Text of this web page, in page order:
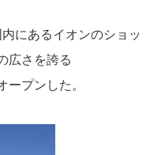
にあるイオンのショッ
広さを誇る
ープンした。